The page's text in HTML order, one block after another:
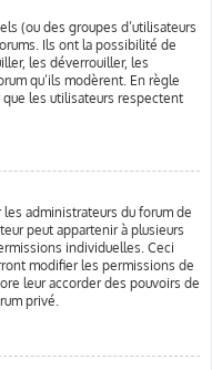
(ou des groupes d’utilisateurs
Ils ont la possibilité de
les déverrouiller, les
qu’ils modèrent. En règle
les utilisateurs respectent
administrateurs du forum de
peut appartenir à plusieurs
individuelles. Ceci
modifier les permissions de
leur accorder des pouvoirs de
privé.